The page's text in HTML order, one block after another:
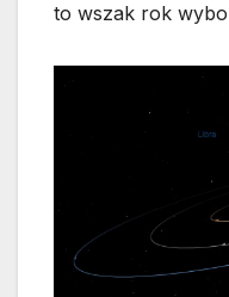
to wszak rok